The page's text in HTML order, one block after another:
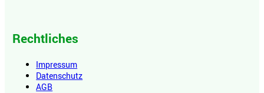
Rechtliches
Impressum
Datenschutz
AGB